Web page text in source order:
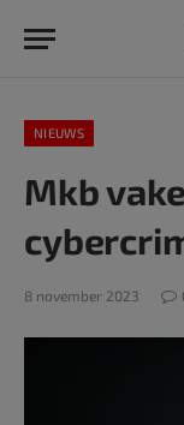
NIEUWS
Mkb
8 november 2023